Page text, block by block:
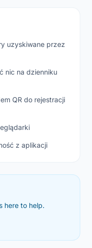
uzyskiwane przez
nic na dzienniku
QR do rejestracji
z aplikacji
here to help.